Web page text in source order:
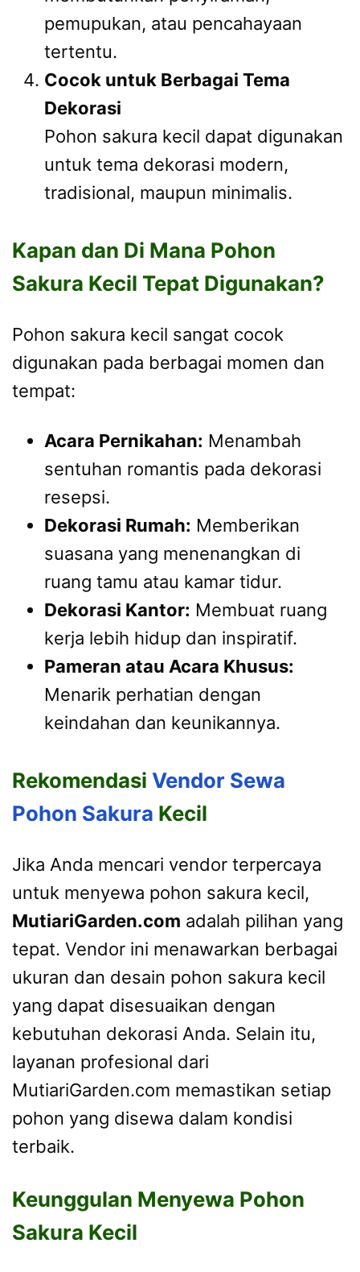
pemupukan, atau pencahayaan
tertentu.
Cocok untuk Berbagai Tema
Dekorasi
Pohon sakura kecil dapat digunakan
untuk tema dekorasi modern,
tradisional, maupun minimalis.
Kapan dan Di Mana Pohon
Sakura Kecil Tepat Digunakan?
Pohon sakura kecil sangat cocok
digunakan pada berbagai momen dan
tempat:
Acara Pernikahan: Menambah
sentuhan romantis pada dekorasi
resepsi.
Dekorasi Rumah: Memberikan
suasana yang menenangkan di
ruang tamu atau kamar tidur.
Dekorasi Kantor: Membuat ruang
kerja lebih hidup dan inspiratif.
Pameran atau Acara Khusus:
Menarik perhatian dengan
keindahan dan keunikannya.
Rekomendasi Vendor Sewa
Pohon Sakura Kecil
Jika Anda mencari vendor terpercaya
untuk menyewa pohon sakura kecil,
MutiariGarden.com adalah pilihan yang
tepat. Vendor ini menawarkan berbagai
ukuran dan desain pohon sakura kecil
yang dapat disesuaikan dengan
kebutuhan dekorasi Anda. Selain itu,
layanan profesional dari
MutiariGarden.com memastikan setiap
pohon yang disewa dalam kondisi
terbaik.
Keunggulan Menyewa Pohon
Sakura Kecil